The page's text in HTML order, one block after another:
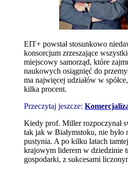
EIT+ powstał stosunkowo
konsorcjum zrzeszające
miejscowy samorząd, które
naukowych osiągnięć do
ma najwięcej udziałów w
kilka procent.
Przeczytaj jeszcze:
Kiedy prof. Miller rozpoczynał
tak jak w Białymstoku, nie
pustynia. A po kilku latach
krajowym liderem w dziedzinie
gospodarki, z sukcesami